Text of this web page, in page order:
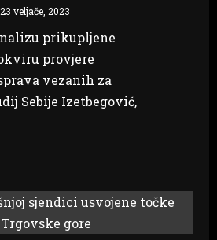
23 veljače, 2023
prikupljene
provjere
vezanih za
Sebije Izetbegović,